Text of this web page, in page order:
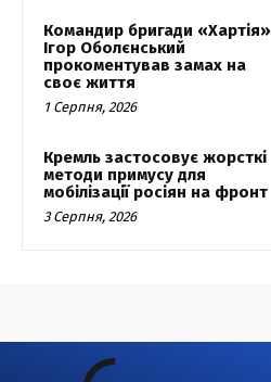
Командир бригади «Хартія»
Ігор Оболєнський
прокоментував замах на
своє життя
1 Серпня, 2026
Кремль застосовує жорсткі
методи примусу для
мобілізації росіян на фронт
3 Серпня, 2026